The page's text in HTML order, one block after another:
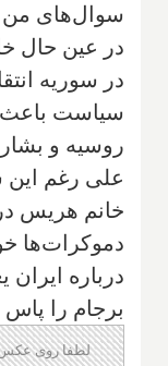
سوال‌های من
در عین حال
در سوریه
سیاست باعث
روسیه و
علی رغم
خانم هریس
دموکرات‌ها
درباره
برجام را
لطفا روی عکس